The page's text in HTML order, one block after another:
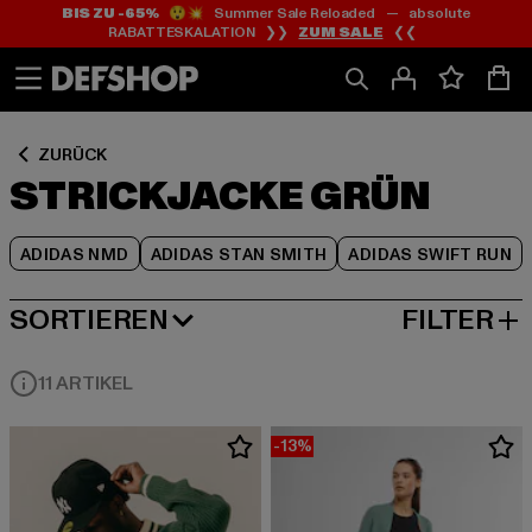
Zum
Inhalt
springen
Zum
Fußzeile
springen
BIS ZU -65%😲💥 Summer Sale Reloaded — absolute
RABATTESKALATION ❯❯ ZUM SALE ❮❮
ZURÜCK
STRICKJACKE GRÜN
ADIDAS NMD ADIDAS STAN SMITH ADIDAS SWIFT RUN
Zum
Produktraster
springen
SORTIEREN
BELIEBTESTE FILTER
11 ARTIKEL
-13%